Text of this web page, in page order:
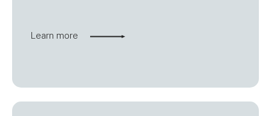
Learn more